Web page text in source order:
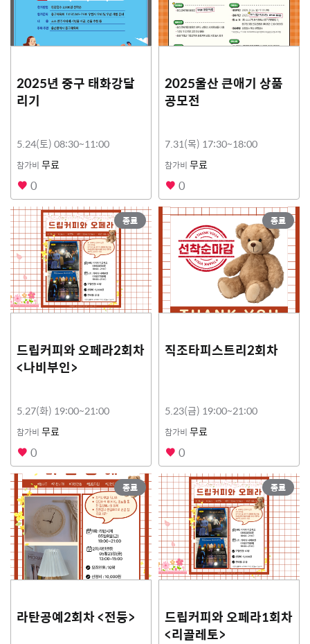
2025년 중구 태화강달
리기
5.24(토) 08:30~11:00
참가비 무료
0
2025울산 큰애기 상품
공모전
7.31(목) 17:30~18:00
참가비 무료
0
종료
드립커피와 오페라2회차
<나비부인>
5.27(화) 19:00~21:00
참가비 무료
0
종료
직조타피스트리2회차
5.23(금) 19:00~21:00
참가비 무료
0
종료
라탄공예2회차 <전등>
종료
드립커피와 오페라1회차
<리골레토>